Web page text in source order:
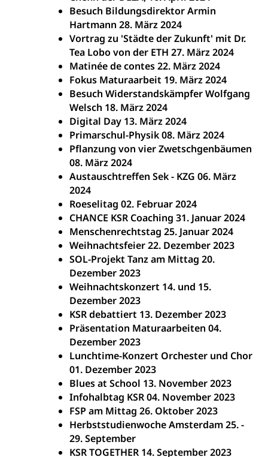
Besuch Bildungsdirektor Armin
Hartmann 28. März 2024
Vortrag zu 'Städte der Zukunft' mit Dr.
Tea Lobo von der ETH 27. März 2024
Matinée de contes 22. März 2024
Fokus Maturaarbeit 19. März 2024
Besuch Widerstandskämpfer Wolfgang
Welsch 18. März 2024
Digital Day 13. März 2024
Primarschul-Physik 08. März 2024
Pflanzung von vier Zwetschgenbäumen
08. März 2024
Austauschtreffen Sek - KZG 06. März
2024
Roeselitag 02. Februar 2024
CHANCE KSR Coaching 31. Januar 2024
Menschenrechtstag 25. Januar 2024
Weihnachtsfeier 22. Dezember 2023
SOL-Projekt Tanz am Mittag 20.
Dezember 2023
Weihnachtskonzert 14. und 15.
Dezember 2023
KSR debattiert 13. Dezember 2023
Präsentation Maturaarbeiten 04.
Dezember 2023
Lunchtime-Konzert Orchester und Chor
01. Dezember 2023
Blues at School 13. November 2023
Infohalbtag KSR 04. November 2023
FSP am Mittag 26. Oktober 2023
Herbststudienwoche Amsterdam 25. -
29. September
KSR TOGETHER 14. September 2023